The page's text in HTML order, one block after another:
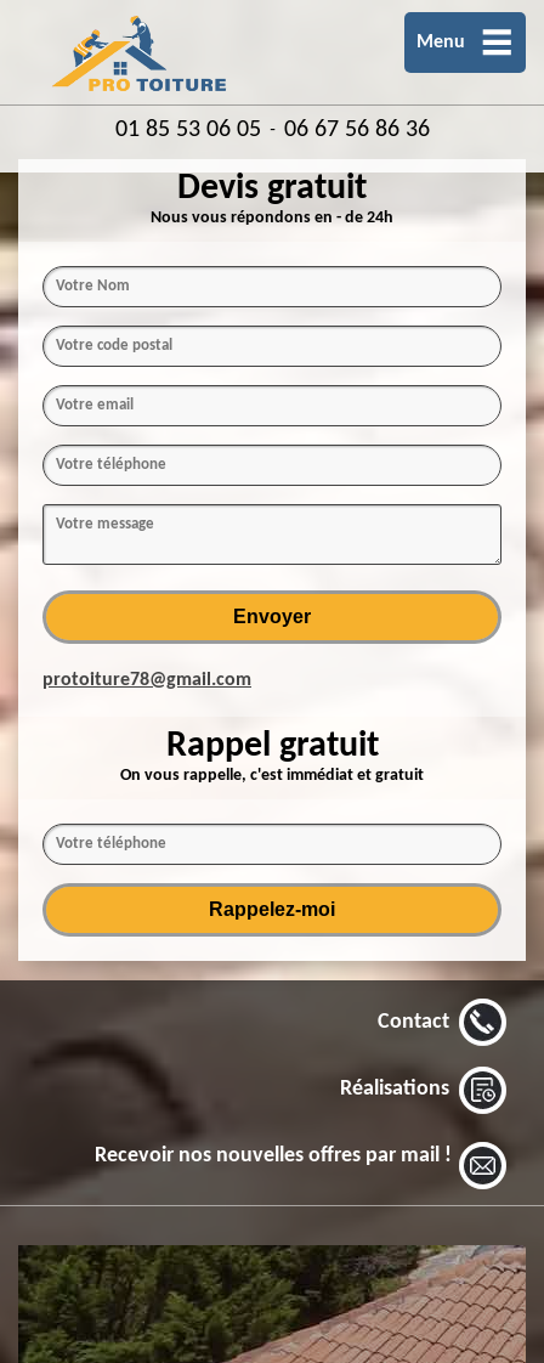
Menu
01 85 53 06 05 - 06 67 56 86 36
Devis gratuit
Nous vous répondons en - de 24h
protoiture78@gmail.com
Rappel gratuit
On vous rappelle, c'est immédiat et gratuit
Contact
Réalisations
Recevoir nos nouvelles offres par mail !